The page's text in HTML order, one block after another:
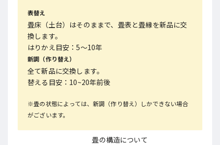
表替え
畳床（土台）はそのままで、畳表と畳縁を新品に交
換します。
はりかえ目安：5～10年
新調（作り替え）
全て新品に交換します。
替える目安：10~20年前後
※畳の状態によっては、新調（作り替え）しかできない場合
がございます。
畳の構造について